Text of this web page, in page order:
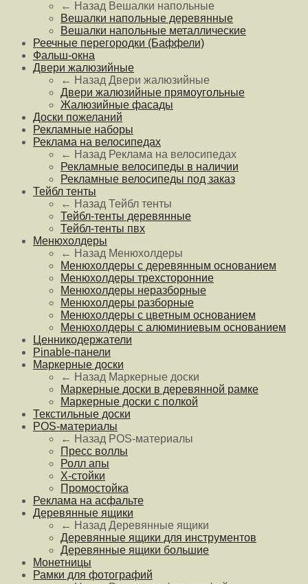
← Назад Вешалки напольные
Вешалки напольные деревянные
Вешалки напольные металлические
Реечные перегородки (Баффели)
Фальш-окна
Двери жалюзийные
← Назад Двери жалюзийные
Двери жалюзийные прямоугольные
Жалюзийные фасады
Доски пожеланий
Рекламные наборы
Реклама на велосипедах
← Назад Реклама на велосипедах
Рекламные велосипеды в наличии
Рекламные велосипеды под заказ
Тейбл тенты
← Назад Тейбл тенты
Тейбл-тенты деревянные
Тейбл-тенты пвх
Менюхолдеры
← Назад Менюхолдеры
Менюхолдеры с деревянным основанием
Менюхолдеры трехсторонние
Менюхолдеры неразборные
Менюхолдеры разборные
Менюхолдеры с цветным основанием
Менюхолдеры с алюминиевым основанием
Ценникодержатели
Pinable-панели
Маркерные доски
← Назад Маркерные доски
Маркерные доски в деревянной рамке
Маркерные доски с полкой
Текстильные доски
POS-материалы
← Назад POS-материалы
Пресс воллы
Ролл апы
Х-стойки
Промостойка
Реклама на асфальте
Деревянные ящики
← Назад Деревянные ящики
Деревянные ящики для инструментов
Деревянные ящики большие
Монетницы
Рамки для фотографий